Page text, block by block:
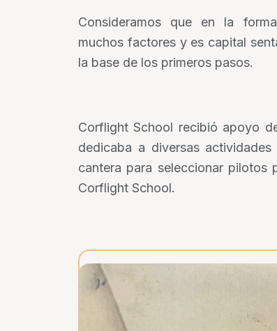
Consideramos que en la
muchos factores y es capital
la base de los primeros pasos.
Corflight School recibió apoyo
dedicaba a diversas actividades
cantera para seleccionar pilotos
Corflight School.